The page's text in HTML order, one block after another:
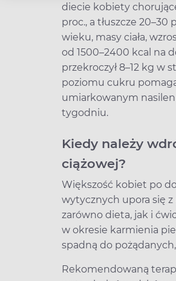
diecie kobiety
proc., a tłuszcze
wieku, masy ciała,
od 1500–2400 kcal na
przekroczył 8–12 kg w
poziomu cukru
umiarkowanym
tygodniu.
Kiedy należy
ciążowej?
Większość kobiet po
wytycznych upora się
zarówno dieta, jak i
w okresie karmienia
spadną do
Rekomendowaną